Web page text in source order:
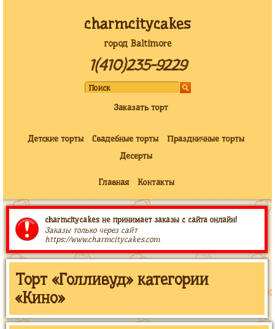
charmcitycakes
город Baltimore
1(410)235-9229
Заказать торт
Детские торты Свадебные торты
Праздничные торты
Десерты
Главная Контакты
charmcitycakes не принимает заказы с сайта онлайн!
Заказы только через сайт
https://www.charmcitycakes.com
Торт «Голливуд» категории
«Кино»